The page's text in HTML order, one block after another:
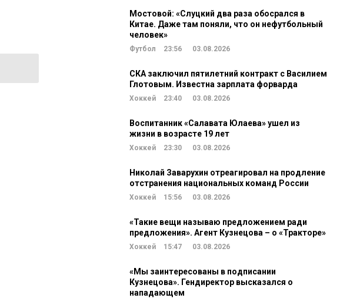
Мостовой: «Слуцкий два раза обосрался в
Китае. Даже там поняли, что он нефутбольный
человек»
Футбол 23:56 03.08.2026
СКА заключил пятилетний контракт с Василием
Глотовым. Известна зарплата форварда
Хоккей 23:40 03.08.2026
Воспитанник «Салавата Юлаева» ушел из
жизни в возрасте 19 лет
Хоккей 23:30 03.08.2026
Николай Заварухин отреагировал на продление
отстранения национальных команд России
Хоккей 15:56 03.08.2026
«Такие вещи называю предложением ради
предложения». Агент Кузнецова – о «Тракторе»
Хоккей 15:47 03.08.2026
«Мы заинтересованы в подписании
Кузнецова». Гендиректор высказался о
нападающем